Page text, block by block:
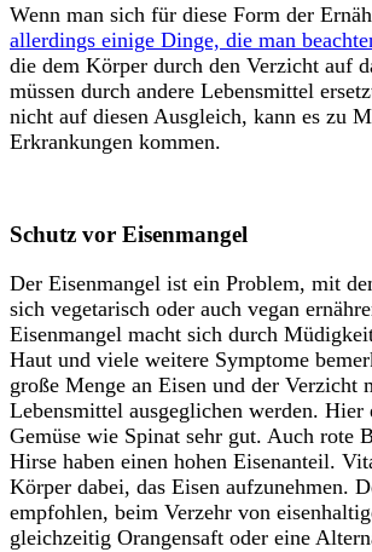
Wenn man sich für diese Form der
allerdings einige Dinge, die man
die dem Körper durch den Verzicht auf
müssen durch andere Lebensmittel
nicht auf diesen Ausgleich, kann es zu
Erkrankungen kommen.
Schutz vor Eisenmangel
Der Eisenmangel ist ein Problem, mit
sich vegetarisch oder auch vegan
Eisenmangel macht sich durch
Haut und viele weitere Symptome
große Menge an Eisen und der Verzicht
Lebensmittel ausgeglichen werden. Hier
Gemüse wie Spinat sehr gut. Auch rote
Hirse haben einen hohen Eisenanteil.
Körper dabei, das Eisen aufzunehmen.
empfohlen, beim Verzehr von
gleichzeitig Orangensaft oder eine